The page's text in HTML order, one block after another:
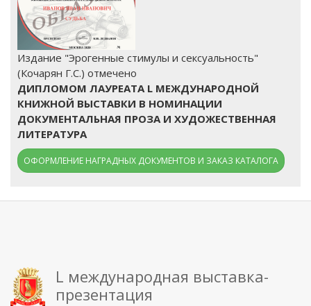
Издание "Эрогенные стимулы и сексуальность"
(Кочарян Г.С.) отмечено
ДИПЛОМОМ ЛАУРЕАТА L МЕЖДУНАРОДНОЙ
КНИЖНОЙ ВЫСТАВКИ В НОМИНАЦИИ
ДОКУМЕНТАЛЬНАЯ ПРОЗА И ХУДОЖЕСТВЕННАЯ
ЛИТЕРАТУРА
ОФОРМЛЕНИЕ НАГРАДНЫХ ДОКУМЕНТОВ И ЗАКАЗ КАТАЛОГА
L международная выставка-
презентация